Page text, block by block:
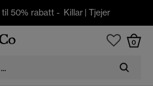
til 50% rabatt - Killar| Tjejer
0